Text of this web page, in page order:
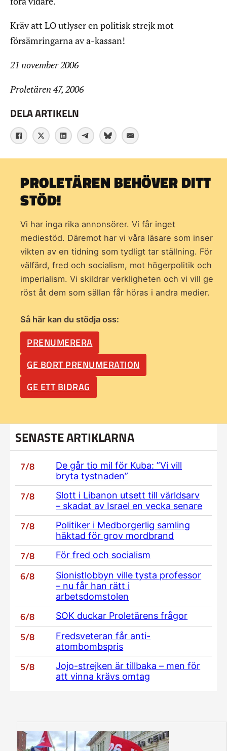
Kräv att LO utlyser en politisk strejk mot
försämringarna av a-kassan!
21 november 2006
Proletären 47, 2006
DELA ARTIKELN
PROLETÄREN BEHÖVER DITT
STÖD!
Vi har inga rika annonsörer. Vi får inget
mediestöd. Däremot har vi våra läsare som inser
vikten av en tidning som tydligt tar ställning. För
välfärd, fred och socialism, mot högerpolitik och
imperialism. Vi skildrar verkligheten och vi vill ge
röst åt dem som sällan får höras i andra medier.
Så här kan du stödja oss:
PRENUMERERA
GE BORT PRENUMERATION
GE ETT BIDRAG
SENASTE ARTIKLARNA
7/8
De går tio mil för Kuba: ”Vi vill
bryta tystnaden”
7/8
Slott i Libanon utsett till världsarv
– skadat av Israel en vecka senare
7/8
Politiker i Medborgerlig samling
häktad för grov mordbrand
7/8 För fred och socialism
6/8
Sionistlobbyn ville tysta professor
– nu får han rätt i
arbetsdomstolen
6/8 SOK duckar Proletärens frågor
5/8
Fredsveteran får anti-
atombombspris
5/8
Jojo-strejken är tillbaka – men för
att vinna krävs omtag